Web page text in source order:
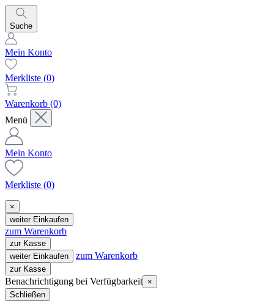
Suche
Mein Konto
Merkliste (0)
Warenkorb (0)
Menü
Mein Konto
Merkliste (0)
×
weiter Einkaufen
zum Warenkorb
zur Kasse
weiter Einkaufen
zum Warenkorb
zur Kasse
Benachrichtigung bei Verfügbarkeit ×
Schließen